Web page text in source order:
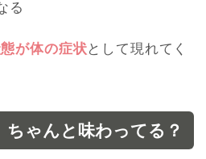
る
が体の症状として現れてく
ちゃんと味わってる？